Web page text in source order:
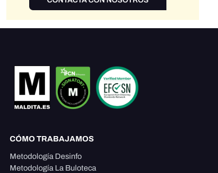
CÓMO TRABAJAMOS
Metodología Desinfo
Metodología La Buloteca